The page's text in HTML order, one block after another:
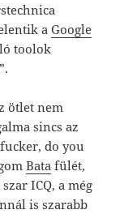
aGoogle
toolok
ötlet nem
sincs az
do you
Bata fülét,
ICQ, a még
is szarabb